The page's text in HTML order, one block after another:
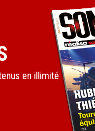
en illimité